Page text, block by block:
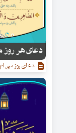
دعای روز سی